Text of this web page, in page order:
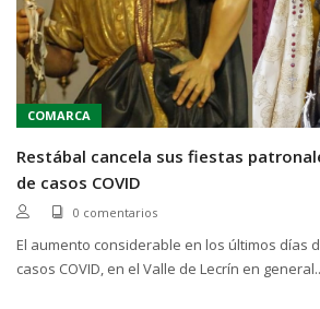
COMARCA
Restábal cancela sus fiestas
de casos COVID
0 comentarios
El aumento considerable en los últimos días
casos COVID, en el Valle de Lecrín en